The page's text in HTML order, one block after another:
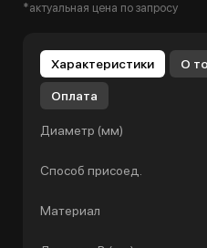
*актуальная цена по запросу
Характеристики О
Оплата
Диаметр (мм)
Способ присоед.
Материал